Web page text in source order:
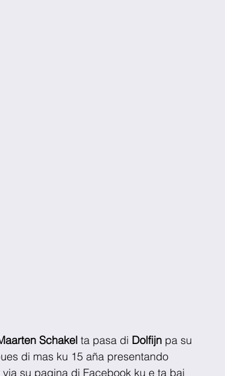
Schakel ta pasa di Dolfijn pa su
di mas ku 15 aña presentando
su pagina di Facebook ku e ta bai